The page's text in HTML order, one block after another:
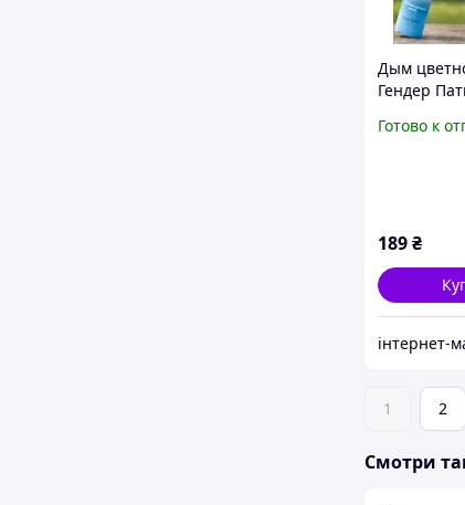
Дым
Гендер
голубая
Готово к
189₴
1 2
Смотри